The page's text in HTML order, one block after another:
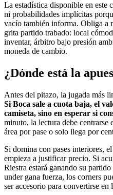
La estadística disponible en este
ni probabilidades implícitas
vacío también informa. Obliga a
grita partido trabado: local
inventar, árbitro bajo presión
moneda de cambio.
¿Dónde está la
Antes del pitazo, la jugada más
Si Boca sale a cuota baja, el
camiseta, sino en esperar si
minuto, la lectura debe centrarse
área por pase o solo llega por
Si domina con pases interiores,
empieza a justificar precio. Si
Riestra estará ganando su
under gana fuerza, los corners
ser accesorio para convertirse en